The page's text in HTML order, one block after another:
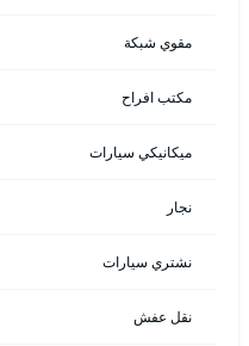
مقوي شبكة
مكتب افراح
ميكانيكي سيارات
نجار
نشتري سيارات
نقل عفش